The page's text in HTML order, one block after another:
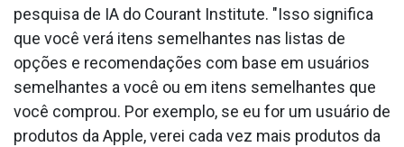
pesquisa de IA do Courant Institute. "Isso significa
que você verá itens semelhantes nas listas de
opções e recomendações com base em usuários
semelhantes a você ou em itens semelhantes que
você comprou. Por exemplo, se eu for um usuário de
produtos da Apple, verei cada vez mais produtos da